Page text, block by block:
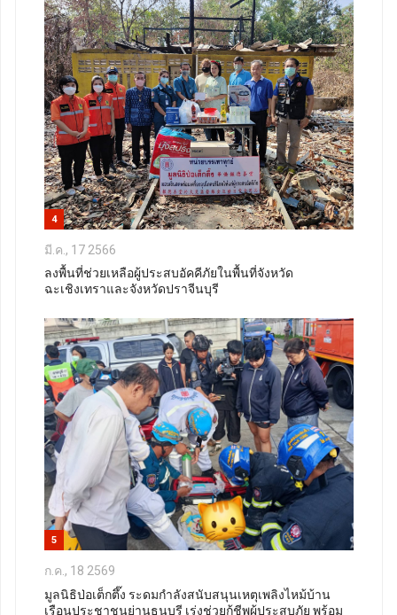
4
มี.ค., 17 2566
ลงพื้นที่ช่วยเหลือผู้ประสบอัคคีภัยในพื้นที่จังหวัด
ฉะเชิงเทราและจังหวัดปราจีนบุรี
5
ก.ค., 18 2569
มูลนิธิป่อเต็กตึ๊ง ระดมกำลังสนับสนุนเหตุเพลิงไหม้บ้าน
เรือนประชาชนย่านธนบุรี เร่งช่วยกู้ชีพผู้ประสบภัย พร้อม